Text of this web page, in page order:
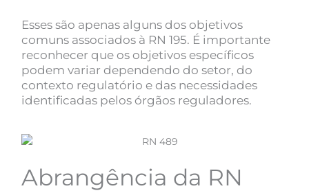
Esses são apenas alguns dos objetivos
comuns associados à RN 195. É importante
reconhecer que os objetivos específicos
podem variar dependendo do setor, do
contexto regulatório e das necessidades
identificadas pelos órgãos reguladores.
Abrangência da RN